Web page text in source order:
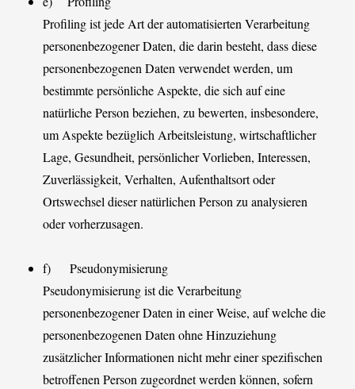
Profiling ist jede Art der automatisierten Verarbeitung
personenbezogener Daten, die darin besteht, dass diese
personenbezogenen Daten verwendet werden, um
bestimmte persönliche Aspekte, die sich auf eine
natürliche Person beziehen, zu bewerten, insbesondere,
um Aspekte bezüglich Arbeitsleistung, wirtschaftlicher
Lage, Gesundheit, persönlicher Vorlieben, Interessen,
Zuverlässigkeit, Verhalten, Aufenthaltsort oder
Ortswechsel dieser natürlichen Person zu analysieren
oder vorherzusagen.
f) Pseudonymisierung
Pseudonymisierung ist die Verarbeitung
personenbezogener Daten in einer Weise, auf welche die
personenbezogenen Daten ohne Hinzuziehung
zusätzlicher Informationen nicht mehr einer spezifischen
betroffenen Person zugeordnet werden können, sofern